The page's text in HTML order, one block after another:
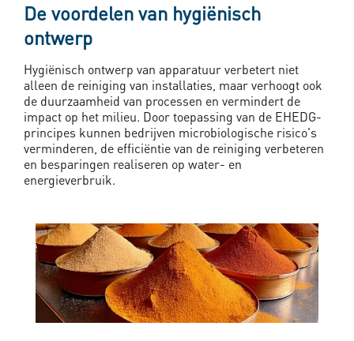
De voordelen van hygiënisch
ontwerp
Hygiënisch ontwerp van apparatuur verbetert niet
alleen de reiniging van installaties, maar verhoogt ook
de duurzaamheid van processen en vermindert de
impact op het milieu. Door toepassing van de EHEDG-
principes kunnen bedrijven microbiologische risico's
verminderen, de efficiëntie van de reiniging verbeteren
en besparingen realiseren op water- en
energieverbruik.